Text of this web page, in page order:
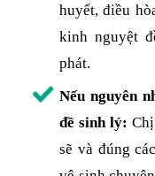
huyết, điều
kinh nguyệt
phát.
Nếu nguyên
đề sinh lý:
sẽ và đúng